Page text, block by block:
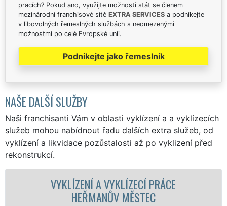
pracích? Pokud ano, využijte možnosti stát se členem
mezinárodní franchisové sítě EXTRA SERVICES a podnikejte
v libovolných řemeslných službách s neomezenými
možnostmi po celé Evropské unii.
Podnikejte jako řemeslník
NAŠE DALŠÍ SLUŽBY
Naši franchisanti Vám v oblasti vyklízení a a vyklízecích
služeb mohou nabídnout řadu dalších extra služeb, od
vyklízení a likvidace pozůstalosti až po vyklizení před
rekonstrukcí.
A VYKLÍZECÍ PRÁCE
MĚSTEC
VYKLÍZECÍ